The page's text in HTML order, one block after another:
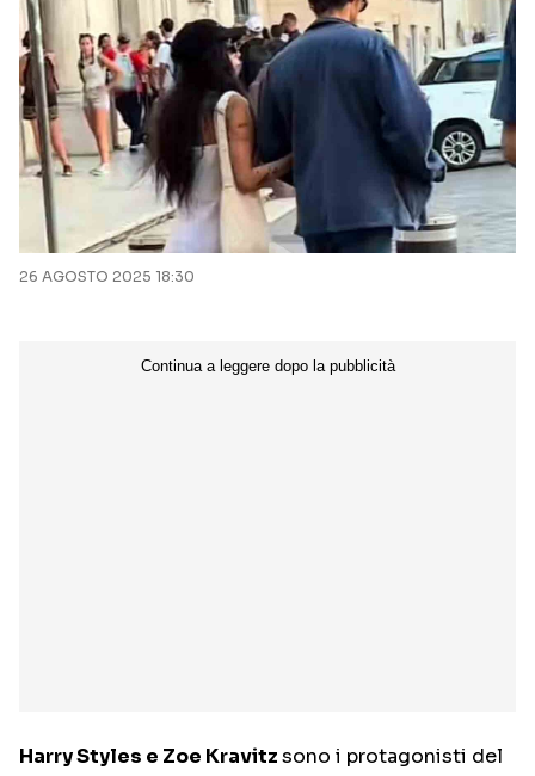
26 AGOSTO 2025 18:30
Harry Styles e Zoe Kravitzsono i protagonisti del